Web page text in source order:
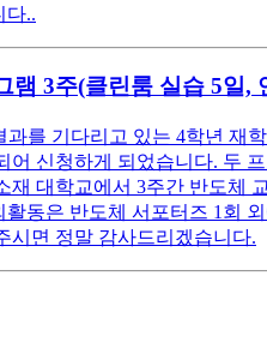
다..
램 3주(클린룸 실습 5일,
과를 기다리고 있는 4학년 재
어 신청하게 되었습니다. 두
재 대학교에서 3주간 반도체
동은 반도체 서포터즈 1회
시면 정말 감사드리겠습니다.